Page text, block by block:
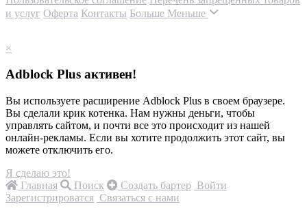
и услуг Оферта Контакты Больше Меньше
×
Adblock Plus активен!
Вы используете расширение Adblock Plus в своем браузере.
Вы сделали крик котенка. Нам нужны деньги, чтобы
управлять сайтом, и почти все это происходит из нашей
онлайн-рекламы. Если вы хотите продолжить этот сайт, вы
можете отключить его.
Я сделаю это!
Главная
Поиск Создать бартер Войти
Зарегистрироватся Связаться с нами